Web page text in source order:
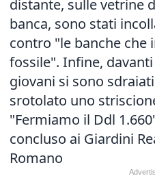
distante, sulle vetrine
banca, sono stati
contro "le banche che
fossile". Infine,
giovani si sono
srotolato uno
"Fermiamo il Ddl
concluso ai Giardini
Romano